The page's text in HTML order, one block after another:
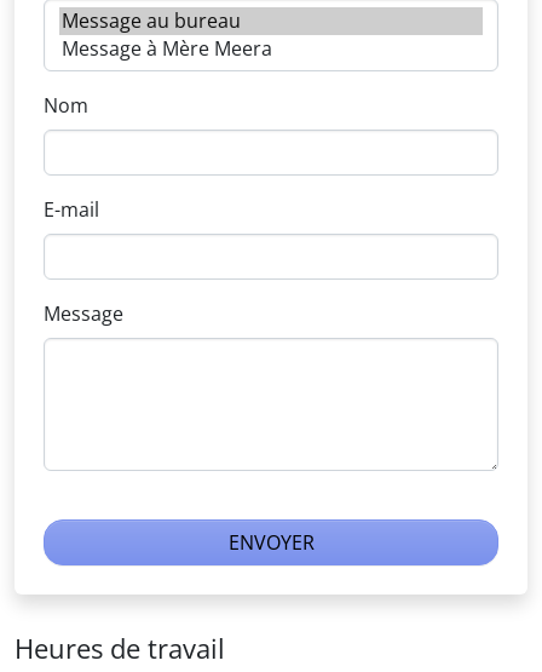
Nom
E-mail
Message
Message
ENVOYER
Heures de travail